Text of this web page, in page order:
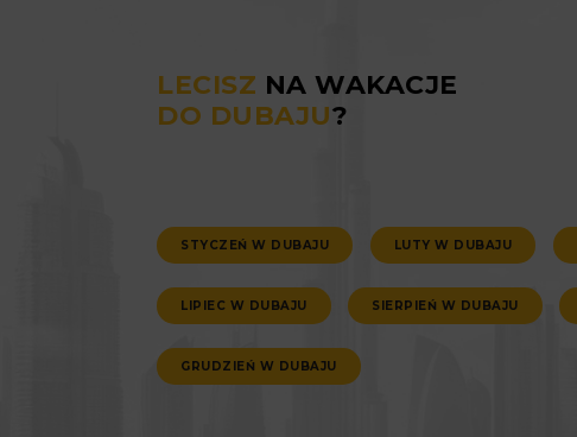
LECISZ NA WAKACJE
DO DUBAJU?
STYCZEŃ W DUBAJU LUTY W DUBAJU
LIPIEC W DUBAJU SIERPIEŃ W DUBAJU
GRUDZIEŃ W DUBAJU